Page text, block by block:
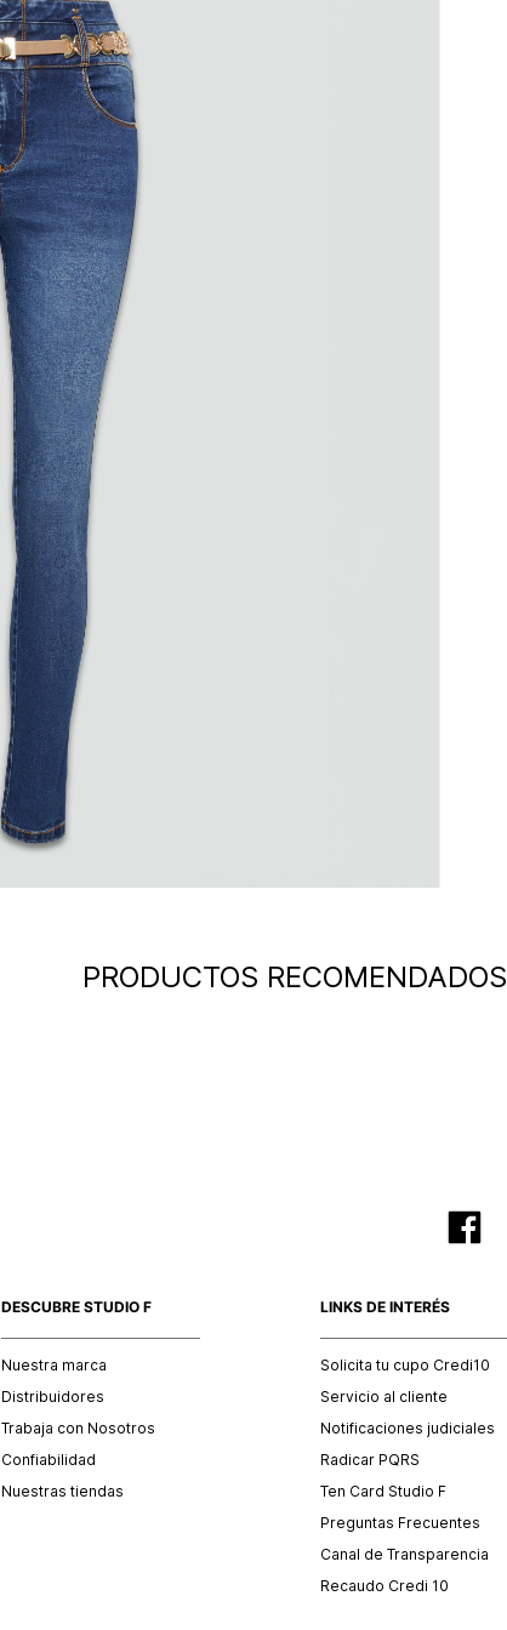
PRODUCTOS RECOMENDADOS
DESCUBRE STUDIO F
Nuestra marca
Distribuidores
Trabaja con Nosotros
Confiabilidad
Nuestras tiendas
LINKS DE INTERÉS
Solicita tu cupo Credi10
Servicio al cliente
Notificaciones judiciales
Radicar PQRS
Ten Card Studio F
Preguntas Frecuentes
Canal de Transparencia
Recaudo Credi 10